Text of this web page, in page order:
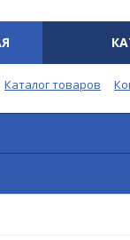
Каталог товаров